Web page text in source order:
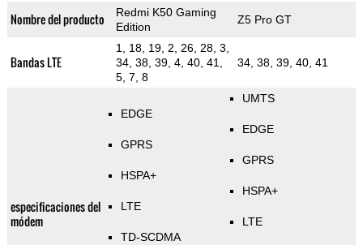
Nombre del producto
Redmi K50 Gaming
Edition
Z5 Pro GT
Bandas LTE
1, 18, 19, 2, 26, 28, 3,
34, 38, 39, 4, 40, 41,
5, 7, 8
34, 38, 39, 40, 41
especificaciones del
módem
EDGE
GPRS
HSPA+
LTE
TD-SCDMA
UMTS
EDGE
GPRS
HSPA+
LTE